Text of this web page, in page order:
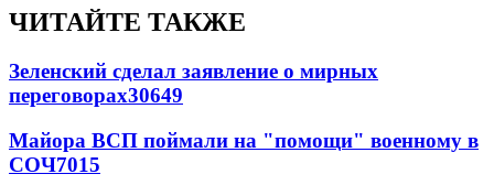
ЧИТАЙТЕ ТАКЖЕ
Зеленский сделал заявление о мирных
переговорах30649
Майора ВСП поймали на "помощи" военному в
СОЧ7015